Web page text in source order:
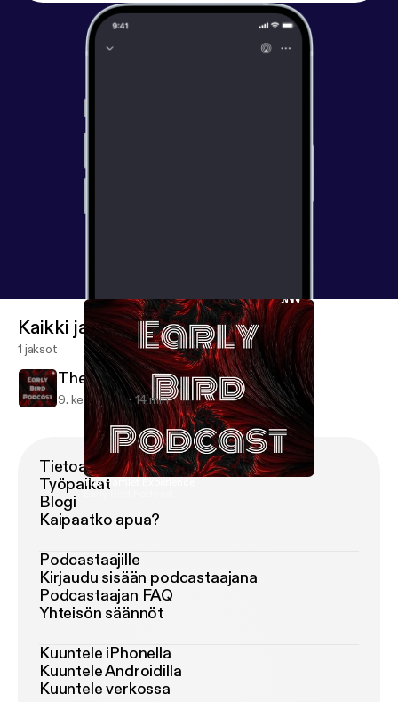
The Hamlet Experience
Kaikki jaksot
1 jaksot
The Hamlet Experience
9. kesä 2021 14 min
Tietoa Podimosta
Työpaikat
Blogi
Kaipaatko apua?
Podcastaajille
Kirjaudu sisään podcastaajana
Podcastaajan FAQ
Yhteisön säännöt
Kuuntele iPhonella
Kuuntele Androidilla
Kuuntele verkossa